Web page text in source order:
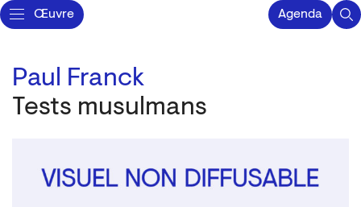
Œuvre Agenda
Paul Franck
Tests musulmans